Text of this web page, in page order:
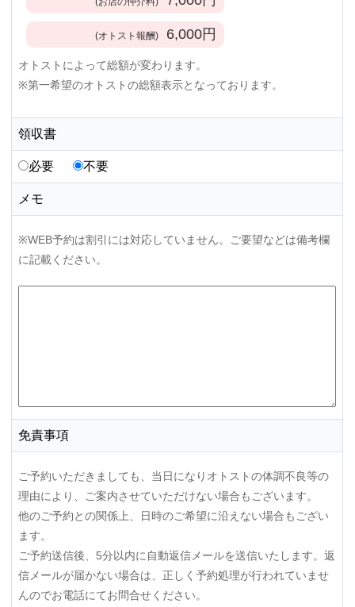
(オトスト報酬) 6,000円
オトストによって総額が変わります。
※第一希望のオトストの総額表示となっております。
領収書
必要 不要
メモ
※WEB予約は割引には対応していません。ご要望などは備考欄
に記載ください。
免責事項
ご予約いただきましても、当日になりオトストの体調不良等の
理由により、ご案内させていただけない場合もございます。
他のご予約との関係上、日時のご希望に沿えない場合もござい
ます。
ご予約送信後、5分以内に自動返信メールを送信いたします。返
信メールが届かない場合は、正しく予約処理が行われていませ
んのでお電話にてお問合せください。